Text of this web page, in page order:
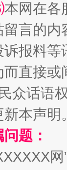
本网在各
言的内
报料
直接
众话语
新本声明
题：